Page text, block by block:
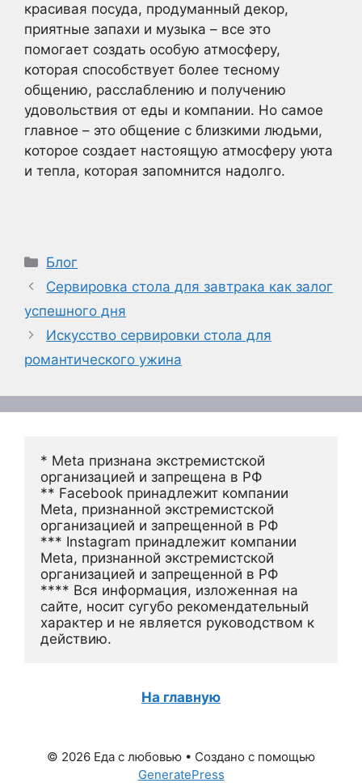
красивая посуда, продуманный декор,
приятные запахи и музыка – все это
помогает создать особую атмосферу,
которая способствует более тесному
общению, расслаблению и получению
удовольствия от еды и компании. Но самое
главное – это общение с близкими людьми,
которое создает настоящую атмосферу уюта
и тепла, которая запомнится надолго.
Рубрики
Блог
Сервировка стола для завтрака как залог
успешного дня
Искусство сервировки стола для
романтического ужина
* Meta признана экстремистской
организацией и запрещена в РФ
** Facebook принадлежит компании
Meta, признанной экстремистской
организацией и запрещенной в РФ
*** Instagram принадлежит компании
Meta, признанной экстремистской
организацией и запрещенной в РФ
**** Вся информация, изложенная на
сайте, носит сугубо рекомендательный
характер и не является руководством к
действию.
На главную
© 2026 Еда с любовью • Создано с помощью
GeneratePress